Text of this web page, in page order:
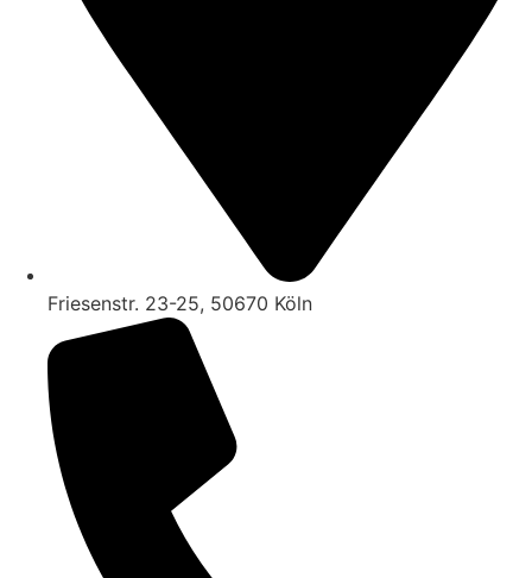
Friesenstr. 23-25, 50670 Köln